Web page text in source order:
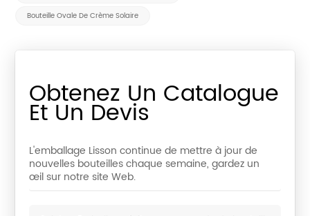
Bouteille Ovale De Crème Solaire
Obtenez Un Catalogue
Et Un Devis
L'emballage Lisson continue de mettre à jour de
nouvelles bouteilles chaque semaine, gardez un
œil sur notre site Web.